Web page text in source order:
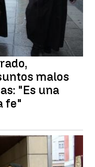
malos
"Es una
fe"